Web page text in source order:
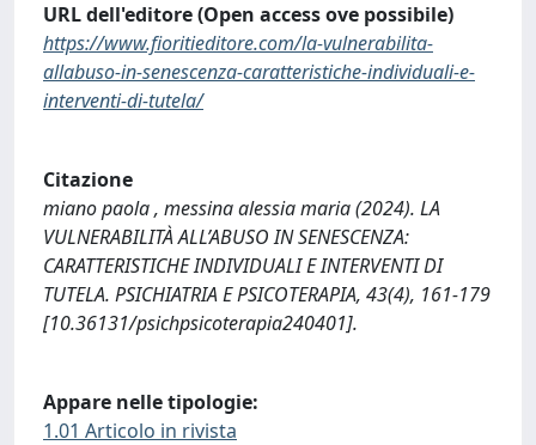
URL dell'editore (Open access ove possibile)
https://www.fioritieditore.com/la-vulnerabilita-
allabuso-in-senescenza-caratteristiche-individuali-e-
interventi-di-tutela/
Citazione
miano paola , messina alessia maria (2024). LA
VULNERABILITÀ ALL’ABUSO IN SENESCENZA:
CARATTERISTICHE INDIVIDUALI E INTERVENTI DI
TUTELA. PSICHIATRIA E PSICOTERAPIA, 43(4), 161-179
[10.36131/psichpsicoterapia240401].
Appare nelle tipologie:
1.01 Articolo in rivista